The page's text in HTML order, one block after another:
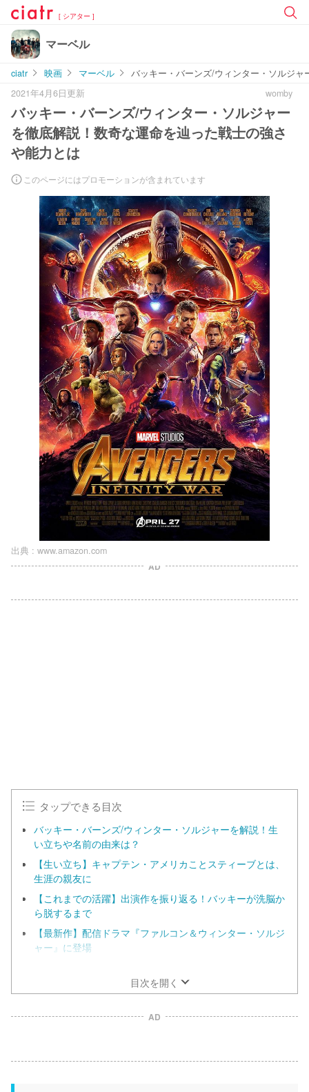
[ シアター ]
マーベル
ciatr 映画 マーベル
バッキー・バーンズ/ウィンター・ソルジ
2021年4月6日更新
womby
バッキー・バーンズ/ウィンター・ソルジャー
を徹底解説！数奇な運命を辿った戦士の強さ
や能力とは
このページにはプロモーションが含まれています
出典 : www.amazon.com
AD
タップできる目次
バッキー・バーンズ/ウィンター・ソルジャーを解説！生
い立ちや名前の由来は？
【生い立ち】キャプテン・アメリカことスティーブとは、
生涯の親友に
【これまでの活躍】出演作を振り返る！バッキーが洗脳か
ら脱するまで
【最新作】配信ドラマ『ファルコン＆ウィンター・ソルジ
ャー』に登場
目次を開く
AD